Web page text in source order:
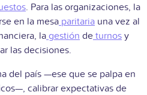
. Para las organizaciones, la
en la mesa paritaria una vez al
la gestión de turnos y
las decisiones.
del país —ese que se palpa en
calibrar expectativas de